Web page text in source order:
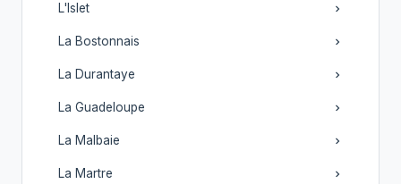
L'Islet
La Bostonnais
La Durantaye
La Guadeloupe
La Malbaie
La Martre